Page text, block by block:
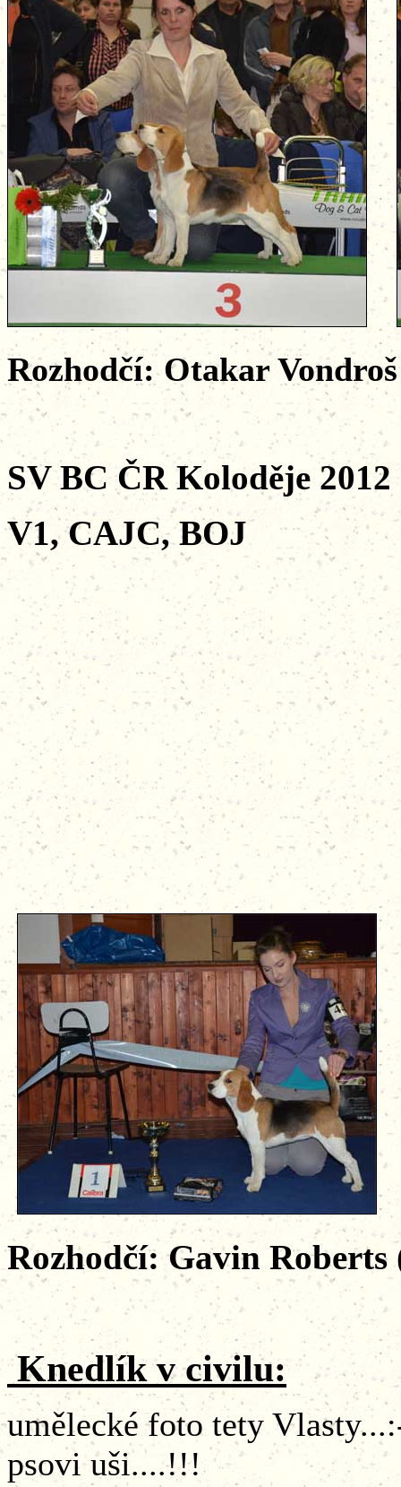
Rozhodčí: Otakar
SV BC ČR Koloděje 2012
V1, CAJC, BOJ
Rozhodčí: Gavin
Knedlík v civilu:
umělecké foto tety
psovi uši....!!!